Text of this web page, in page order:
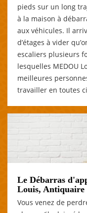
pieds sur un long
à la maison à
aux véhicules. Il
d’étages à vider
escaliers plusieurs
lesquelles MEDOU
meilleures
travailler en toutes
Le Débarras
Louis, Antiquaire
Vous venez de